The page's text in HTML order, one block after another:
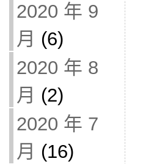
2020 年 9
月 (6)
2020 年 8
月 (2)
2020 年 7
月 (16)